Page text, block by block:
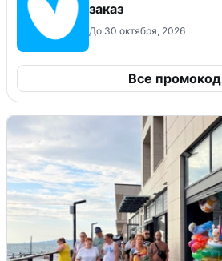
заказ
До 30 октября, 2026
Все